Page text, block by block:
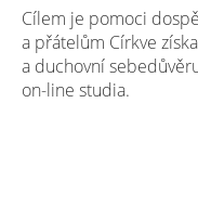
Cílem je pomoci
a přátelům Církve
a duchovní
on-line studia.